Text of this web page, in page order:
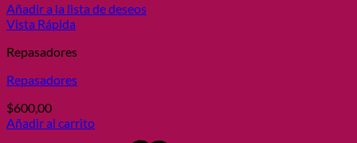
Añadir a la lista de deseos
Vista Rápida
Repasadores
Repasadores
$600,00
Añadir al carrito